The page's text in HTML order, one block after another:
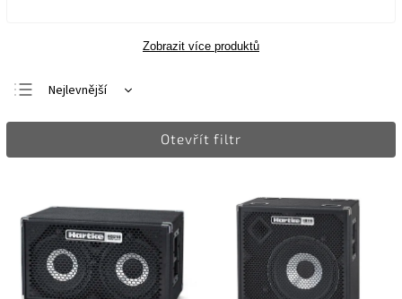
Zobrazit více produktů
Nejlevnější
Nejdražší
Otevřít filtr